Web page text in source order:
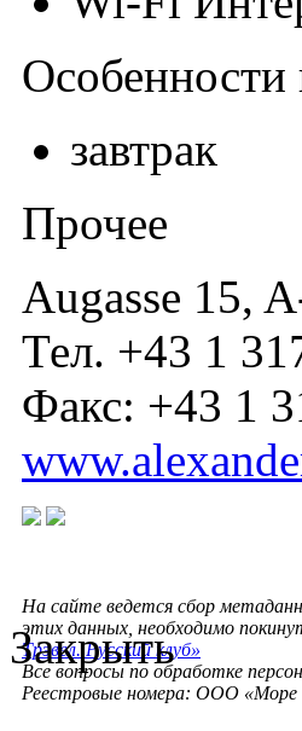
Особенности
завтрак
Прочее
Augasse 15,
Тел. +43 1
Факс: +43 1
На сайте ведется сбор
этих данных, необходимо
Трэвел. Русский клуб»
Все вопросы по обработке
Реестровые номера: ООО «Море
Закрыть